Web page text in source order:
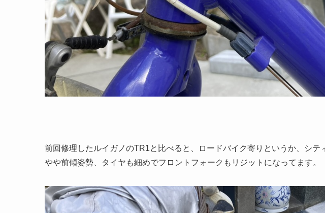
前回修理したルイガノのTR1と比べると、ロードバイク寄りというか、シテ
やや前傾姿勢、タイヤも細めでフロントフォークもリジットになってます。